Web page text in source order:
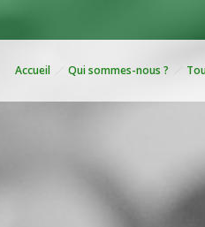
Accueil Qui sommes-nous ?